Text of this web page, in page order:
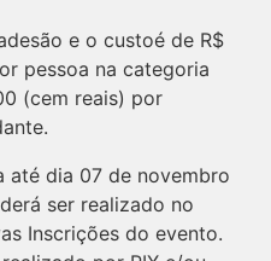
e o custoé de R$
pessoa na categoria
(cem reais) por
até dia 07 de novembro
ser realizado no
Inscrições do evento.